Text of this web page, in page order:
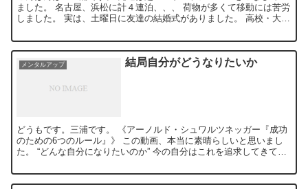
ました。 名古屋、浜松に計４連泊、、、 荷物が多くて移動には苦労
しました。 実は、土曜日に友達の結婚式がありました。 高校・大学
メンタルアップ 結局自分がどうなりたいか
どうもです。三浦です。 《アーノルド・シュワルツネッガー『成功
のための6つのルール』》 この動画、本当に素晴らしいと思いまし
た。 “どんな自分になりたいのか” 今の自分はこれを追求してきて、